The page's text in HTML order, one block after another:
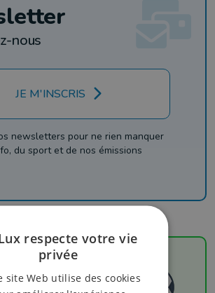
nous
JE M'INSCRIS
newsletters pour ne rien manquer
du sport et de nos émissions
respecte votre vie
privée
site Web utilise des cookies